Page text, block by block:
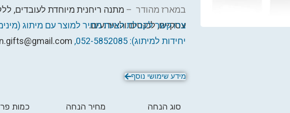
במארז מהודר – מתנה ריחנית מיוחדת לעובדים,
עסקיים, לכנסים ולאירועים.
יחידות למיתוג): 052-5852085,
מידע שימושי נוסף
סוג הנחה מחיר הנחה כמות